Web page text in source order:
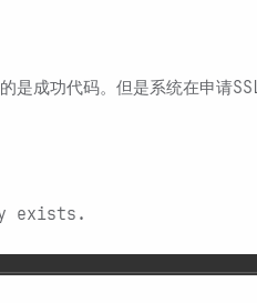
成功代码。但是系统在申请
exists.